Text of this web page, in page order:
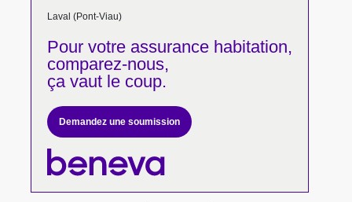
Laval (Pont-Viau)
Pour votreassurance habitation,
comparez-nous,
ça vaut le coup.
Demandez une soumission